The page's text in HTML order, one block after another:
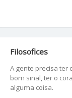
Filosofices
A gente precisa ter
bom sinal, ter o
alguma coisa.